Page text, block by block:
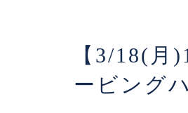
【3/18(月
ービング